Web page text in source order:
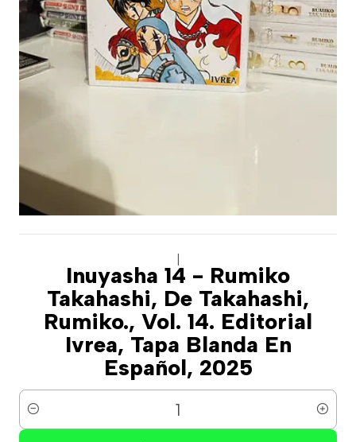
Inuyasha 14 - Rumiko
Takahashi, De Takahashi,
Rumiko., Vol. 14. Editorial
Ivrea, Tapa Blanda En
Español, 2025
Cantidad